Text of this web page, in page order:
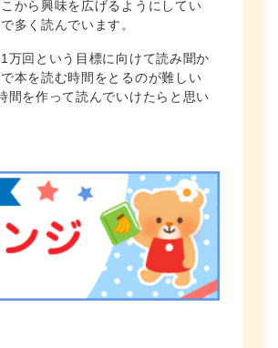
から興味を広げるようにしてい
多く読んでいます。
万回という目標に向けて読み聞か
本を読む時間をとるのが難しい
間を作って読んでいけたらと思い